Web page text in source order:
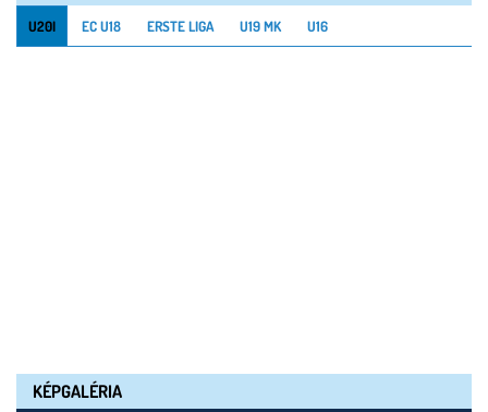
U20I EC U18 ERSTE LIGA U19 MK U16
KÉPGALÉRIA